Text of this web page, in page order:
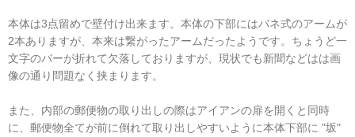
本体は3点留めで壁付け出来ます。本体の下部にはバネ式のアームが
2本ありますが、本来は繋がったアームだったようです。ちょうど一
文字のバーが折れて欠落しておりますが、現状でも新聞などはは画
像の通り問題なく挟まります。
また、内部の郵便物の取り出しの際はアイアンの扉を開くと同時
に、郵便物全てが前に倒れて取り出しやすいように本体下部に "坂"